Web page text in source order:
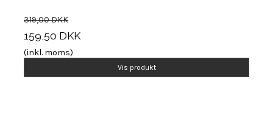
319,00 DKK
159,50 DKK
(inkl. moms)
Vis produkt